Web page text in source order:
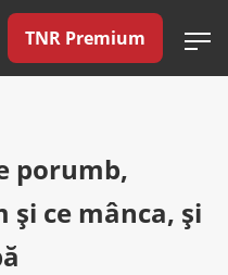
TNR Premium
porumb,
şi ce mânca, şi